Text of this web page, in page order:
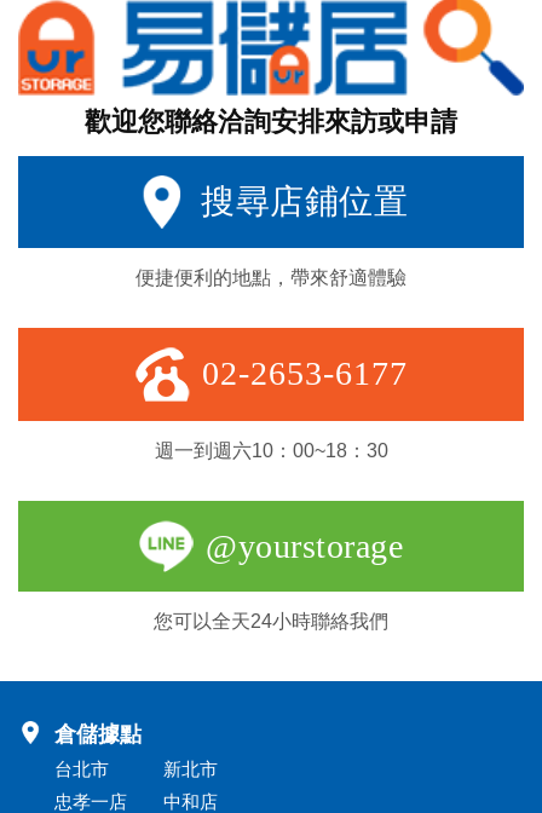
歡迎您聯絡洽詢安排來訪或申請
搜尋店鋪位置
便捷便利的地點，帶來舒適體驗
02-2653-6177
週一到週六10：00~18：30
@yourstorage
您可以全天24小時聯絡我們
倉儲據點
台北市
忠孝一店
新北市
中和店